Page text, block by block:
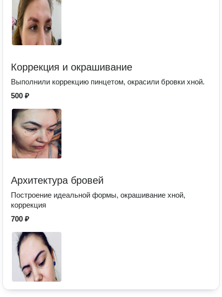
Коррекция и окрашивание
Выполнили коррекцию пинцетом, окрасили бровки хной.
500 ₽
Архитектура бровей
Построение идеальной формы, окрашивание хной,
коррекция
700 ₽